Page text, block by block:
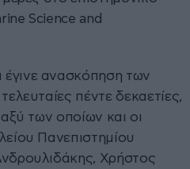
Science and
έγινε ανασκόπηση των
πέντε δεκαετίες,
των οποίων και οι
Πανεπιστημίου
Χρήστος